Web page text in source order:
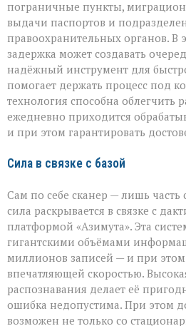
пограничные пункты,
выдачи паспортов и
правоохранительных органов. В
задержка может создавать
надёжный инструмент для
помогает держать процесс под
технология способна облегчить
ежедневно приходится
и при этом гарантировать
Сила в связке с базой
Сам по себе сканер — лишь часть
сила раскрывается в связке с
платформой «Азимута». Эта
гигантскими объёмами
миллионов записей — и при
впечатляющей скоростью.
распознавания делает её
ошибка недопустима. При этом
возможен не только со